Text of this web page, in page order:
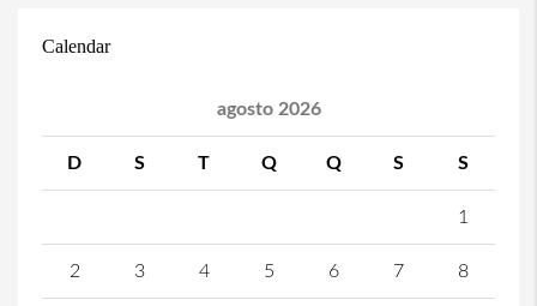
Calendar
agosto 2026
D S T Q Q S S
1
2 3 4 5 6 7 8